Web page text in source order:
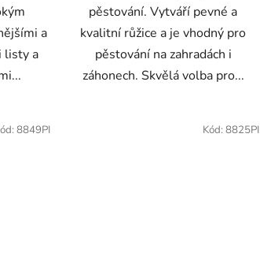
a
listy a
pěstování. Vytváří pevné a
kvalitní růžice a je vhodný pro
pěstování na zahradách i
záhonech. Skvělá volba pro...
8849PI Kód: 8825PI